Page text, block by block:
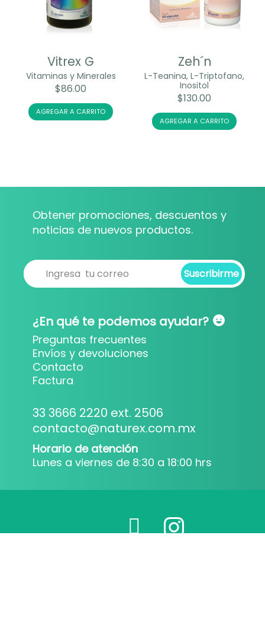
Vitrex G
Vitaminas y Minerales
$86.00
AGREGAR A CARRITO
Zeh´n
L-Teanina, L-Triptofano,
Inositol
$130.00
AGREGAR A CARRITO
Obtener promociones, descuentos y
noticias de nuevos productos.
Suscribirme
¿En qué te podemos ayudar?
Preguntas frecuentes
Envíos y devoluciones
Contacto
Factura
33 3666 2220 ext. 2506
contacto@naturex.com.mx
Horario de atención
Lunes a viernes de 8:30 a 18:00 hrs